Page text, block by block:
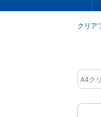
クリア